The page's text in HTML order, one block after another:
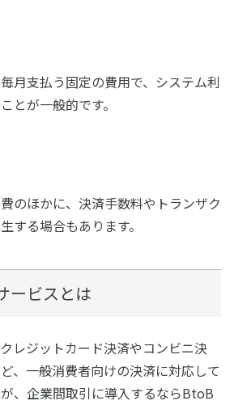
月支払う固定の費用で、システム利
とが一般的です。
のほかに、決済手数料やトランザク
する場合もあります。
ービスとは
レジットカード決済やコンビニ決
、一般消費者向けの決済に対応して
、企業間取引に導入するならBtoB